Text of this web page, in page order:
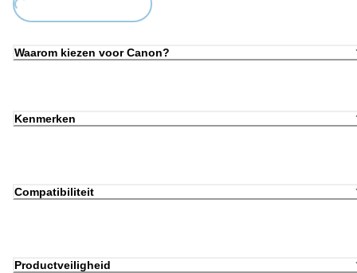
Loading...
Waarom kiezen voor Canon?
Kenmerken
Compatibiliteit
Productveiligheid